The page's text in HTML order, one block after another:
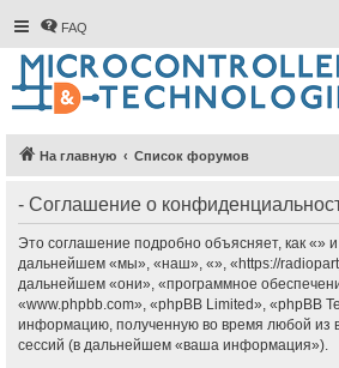
FAQ
На главную Список форумов
- Соглашение о
Это соглашение подробно объясняет, как «»
дальнейшем «мы», «наш», «», «https://
дальнейшем «они», «программное
«www.phpbb.com», «phpBB Limited», «phpBB
информацию, полученную во время любой из
сессий (в дальнейшем «ваша информация»).